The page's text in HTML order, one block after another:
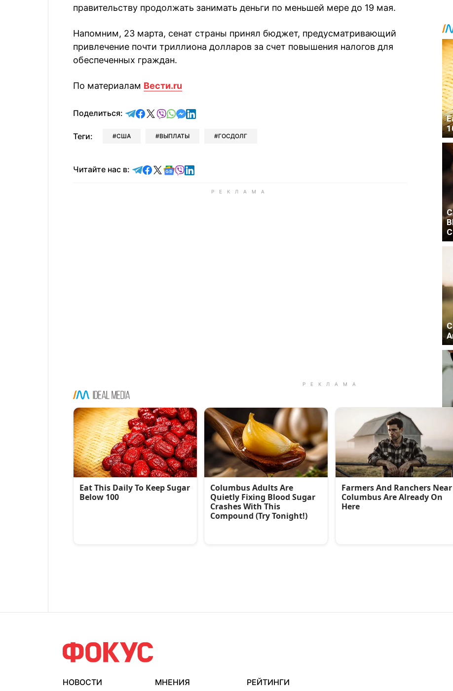
правительству продолжать занимать деньги по меньшей мере до 19 мая.
Напомним, 23 марта, сенат страны принял бюджет, предусматривающий
привлечение почти триллиона долларов за счет повышения налогов для
обеспеченных граждан.
По материалам Вести.ru
Поделиться: отправить в Telegram
поделиться в Facebook
поделиться в X
отправить в Viber
отправить в Whatsapp
отправить в Messenger
отправить в LinkedIn
Теги: США ВЫПЛАТЫ ГОСДОЛГ
Читайте нас в: Читайте в Telegram
Читайте в Facebook
Читайте в X
Читайте в Google news
Читайте в Viber
Читайте в LinkedIn
НОВОСТИ МНЕНИЯ РЕЙТИНГИ